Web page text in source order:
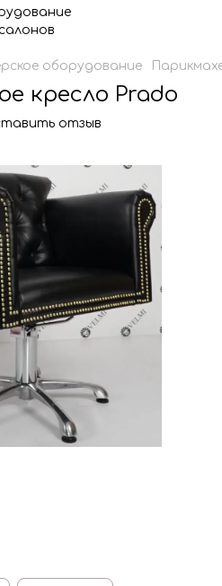
оборудование
кресло Prado
отзыв